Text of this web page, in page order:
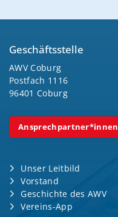
Geschäftsstelle
AWV Coburg
Postfach 1116
96401 Coburg
Ansprechpartner*innen
Unser Leitbild
Vorstand
Geschichte des AWV
Vereins-App